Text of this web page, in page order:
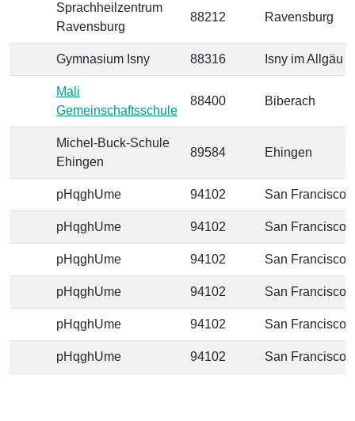
Sprachheilzentrum
Ravensburg
88212 Ravensburg
Gymnasium Isny 88316 Isny im Allgäu
Mali
Gemeinschaftsschule
88400 Biberach
Michel-Buck-Schule
Ehingen
89584 Ehingen
pHqghUme 94102 San Francisco
pHqghUme 94102 San Francisco
pHqghUme 94102 San Francisco
pHqghUme 94102 San Francisco
pHqghUme 94102 San Francisco
pHqghUme 94102 San Francisco